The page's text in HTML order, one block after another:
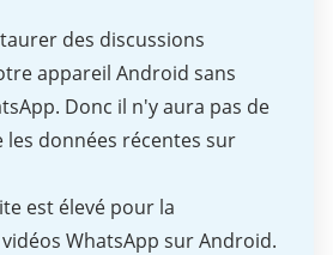
des discussions
appareil Android sans
Donc il n'y aura pas de
données récentes sur
est élevé pour la
WhatsApp sur Android.